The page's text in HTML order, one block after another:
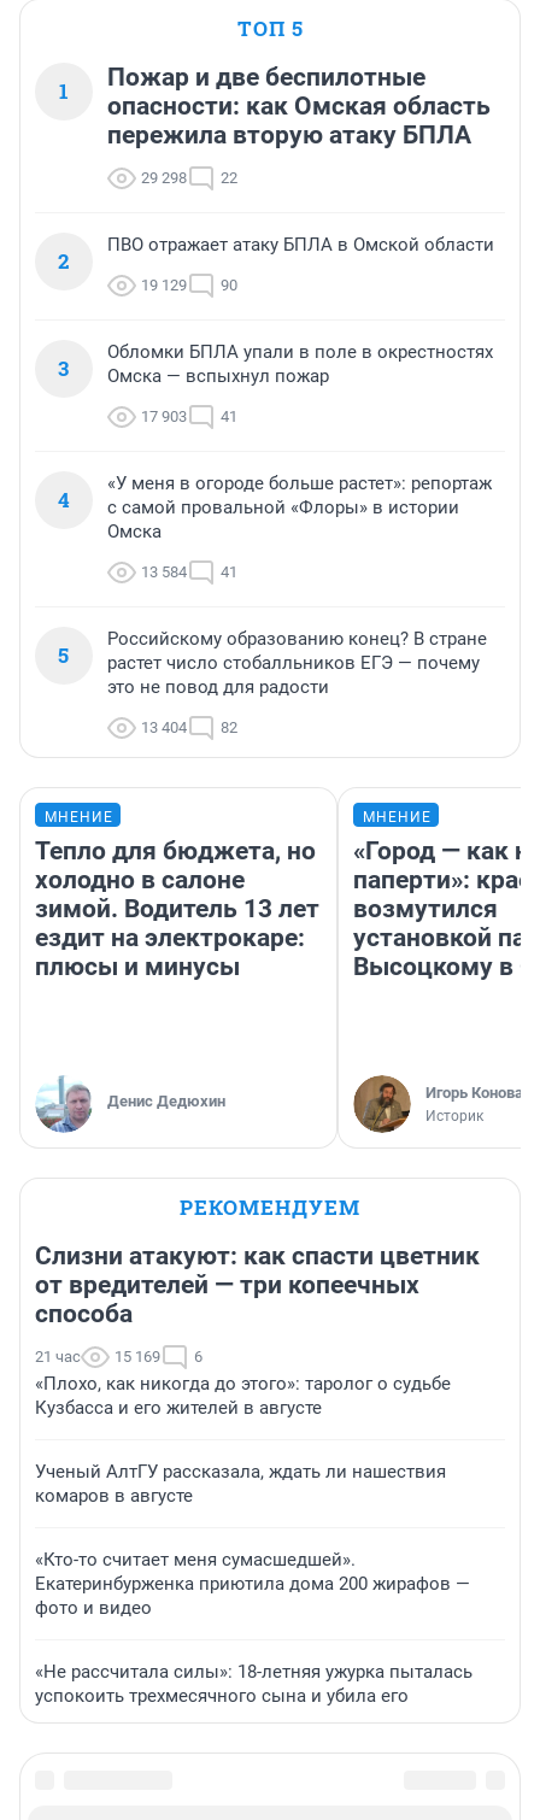
ТОП 5
1
Пожар и две беспилотные
опасности: как Омская область
пережила вторую атаку БПЛА
29 298 22
2
ПВО отражает атаку БПЛА в Омской области
19 129 90
3
Обломки БПЛА упали в поле в окрестностях
Омска — вспыхнул пожар
17 903 41
4
«У меня в огороде больше растет»: репортаж
с самой провальной «Флоры» в истории
Омска
13 584 41
5
Российскому образованию конец? В стране
растет число стобалльников ЕГЭ — почему
это не повод для радости
13 404 82
МНЕНИЕ
Тепло для бюджета, но
холодно в салоне
зимой. Водитель 13 лет
ездит на электрокаре:
плюсы и минусы
Денис Дедюхин
МНЕНИЕ
«Город — как
паперти»:
возмутился
установкой
Высоцкому в
Игорь
Историк
РЕКОМЕНДУЕМ
Слизни атакуют: как спасти цветник
от вредителей — три копеечных
способа
21 час 15 169 6
«Плохо, как никогда до этого»: таролог о судьбе
Кузбасса и его жителей в августе
Ученый АлтГУ рассказала, ждать ли нашествия
комаров в августе
«Кто-то считает меня сумасшедшей».
Екатеринбурженка приютила дома 200 жирафов —
фото и видео
«Не рассчитала силы»: 18-летняя ужурка пыталась
успокоить трехмесячного сына и убила его